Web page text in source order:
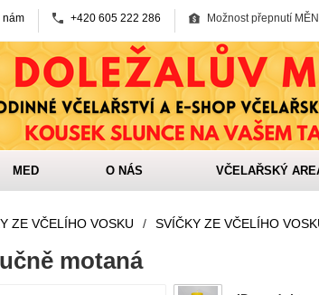
nám +420 605 222 286 Možnost přepnutí
MED O NÁS VČELAŘSKÝ
ZE VČELÍHO VOSKU / SVÍČKY ZE VČELÍHO
motaná